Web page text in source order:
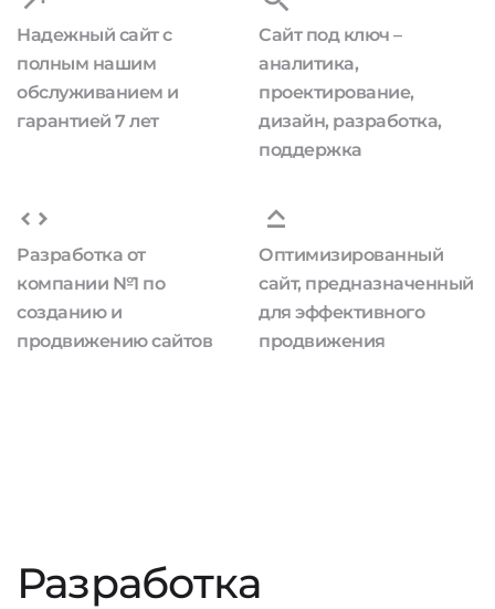
Надежный сайт с
полным нашим
обслуживанием и
гарантией 7 лет
Сайт под ключ –
аналитика,
проектирование,
дизайн, разработка,
поддержка
Разработка от
компании №1 по
созданию и
продвижению сайтов
Оптимизированный
сайт, предназначенный
для эффективного
продвижения
Разработка